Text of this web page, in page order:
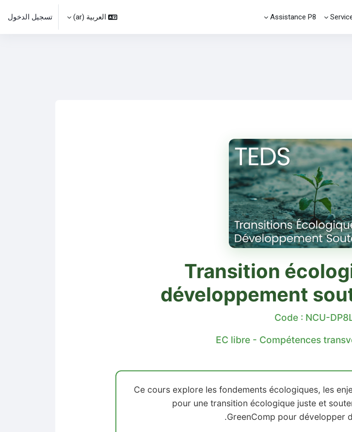
Assistance P8 العربية ‎(ar)‎ تسجيل الدخول
Transition
développement
Code : NCU-
EC libre - Compétences
Ce cours explore les fondements écologiques, les
pour une transition écologique juste et
GreenComp pour développer